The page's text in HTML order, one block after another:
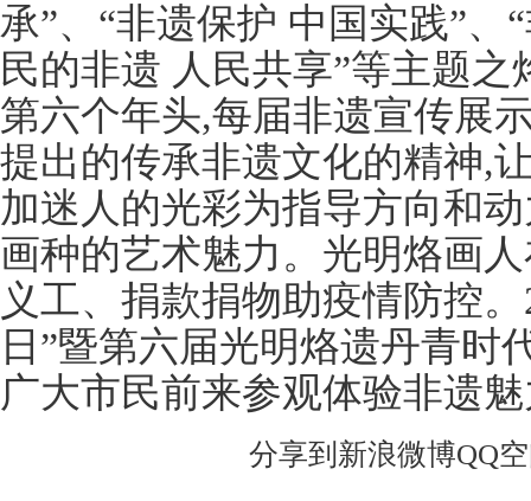
承”、“非遗保护 中国实践”、
民的非遗 人民共享”等主题
第六个年头,每届非遗宣传展
提出的传承非遗文化的精神,
加迷人的光彩为指导方向和
画种的艺术魅力。光明烙画
义工、捐款捐物助疫情防控
日”暨第六届光明烙遗丹青时
广大市民前来参观体验非遗
分享到 新浪微博QQ